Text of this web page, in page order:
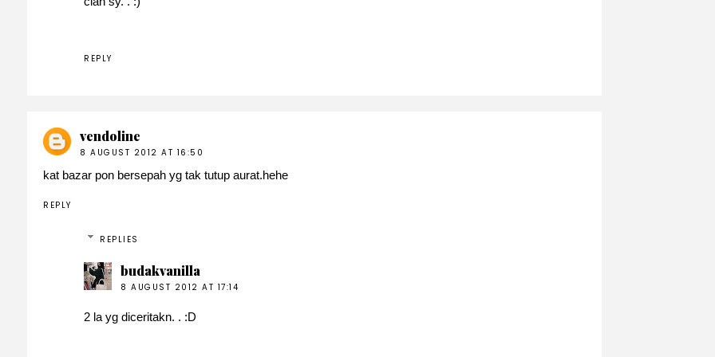
REPLY
vendoline
8 AUGUST 2012 AT 16:50
kat bazar pon bersepah yg tak tutup aurat.hehe
REPLY
REPLIES
budakvanilla
8 AUGUST 2012 AT 17:14
2 la yg diceritakn. . :D